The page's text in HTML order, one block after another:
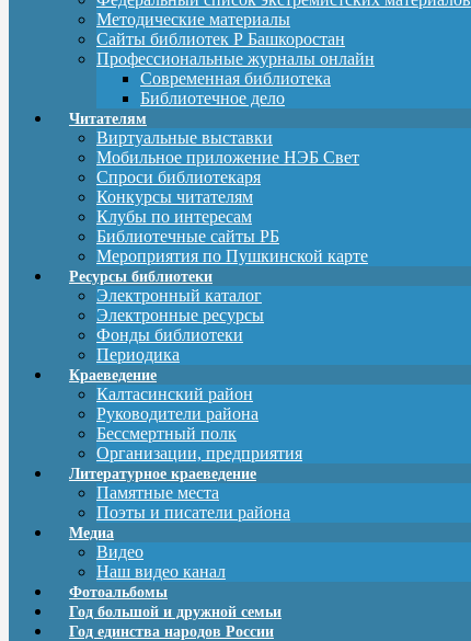
Методические материалы
Сайты библиотек Р Башкоростан
Профессиональные журналы онлайн
Современная библиотека
Библиотечное дело
Читателям
Виртуальные выставки
Мобильное приложение НЭБ Свет
Спроси библиотекаря
Конкурсы читателям
Клубы по интересам
Библиотечные сайты РБ
Мероприятия по Пушкинской карте
Ресурсы библиотеки
Электронный каталог
Электронные ресурсы
Фонды библиотеки
Периодика
Краеведение
Калтасинский район
Руководители района
Бессмертный полк
Организации, предприятия
Литературное краеведение
Памятные места
Поэты и писатели района
Медиа
Видео
Наш видео канал
Фотоальбомы
Год большой и дружной семьи
Год единства народов России